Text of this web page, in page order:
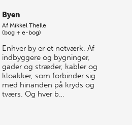
Byen
Af Mikkel Thelle
(bog + e-bog)
Enhver by er et netværk. Af
indbyggere og bygninger,
gader og stræder, kabler og
kloakker, som forbinder sig
med hinanden på kryds og
tværs. Og hver b…